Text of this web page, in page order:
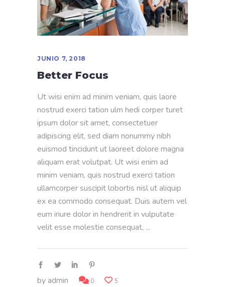
JUNIO 7, 2018
Better Focus
Ut wisi enim ad minim veniam, quis laore
nostrud exerci tation ulm hedi corper turet
ipsum dolor sit amet, consectetuer
adipiscing elit, sed diam nonummy nibh
euismod tincidunt ut laoreet dolore magna
aliquam erat volutpat. Ut wisi enim ad
minim veniam, quis nostrud exerci tation
ullamcorper suscipit lobortis nisl ut aliquip
ex ea commodo consequat. Duis autem vel
eum iriure dolor in hendrerit in vulputate
velit esse molestie consequat,
byadmin 0 5